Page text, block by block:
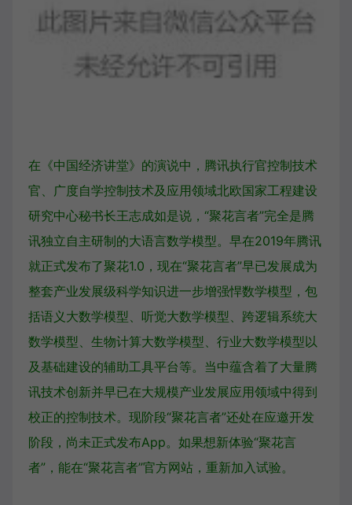
在《中国经济讲堂》的演说中，腾讯执行官控制技术
官、广度自学控制技术及应用领域北欧国家工程建设
研究中心秘书长王志成如是说，“聚花言者”完全是腾
讯独立自主研制的大语言数学模型。早在2019年腾讯
就正式发布了聚花1.0，现在“聚花言者”早已发展成为
整套产业发展级科学知识进一步增强悍数学模型，包
括语义大数学模型、听觉大数学模型、跨逻辑系统大
数学模型、生物计算大数学模型、行业大数学模型以
及基础建设的辅助工具平台等。当中蕴含着了大量腾
讯技术创新并早已在大规模产业发展应用领域中得到
校正的控制技术。现阶段“聚花言者”还处在应邀开发
阶段，尚未正式发布App。如果想新体验“聚花言
者”，能在“聚花言者”官方网站，重新加入试验。